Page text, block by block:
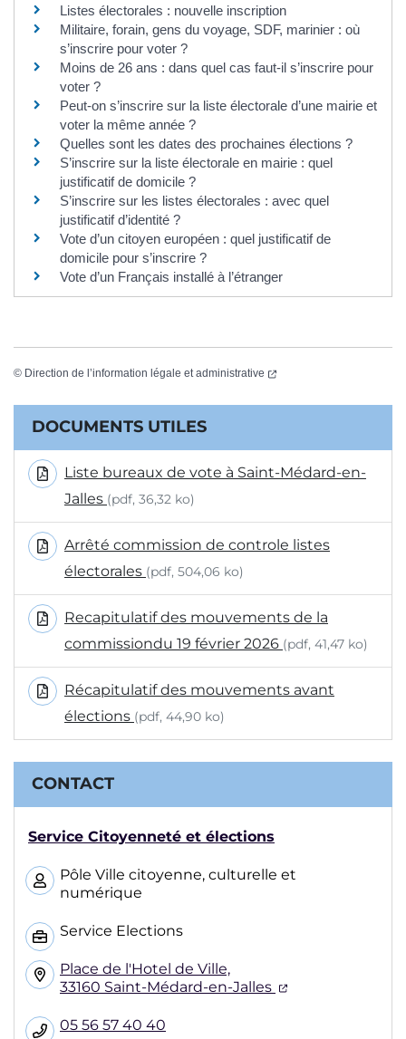
Listes électorales : nouvelle inscription
Militaire, forain, gens du voyage, SDF, marinier : où
s’inscrire pour voter ?
Moins de 26 ans : dans quel cas faut-il s’inscrire pour
voter ?
Peut-on s’inscrire sur la liste électorale d’une mairie et
voter la même année ?
Quelles sont les dates des prochaines élections ?
S’inscrire sur la liste électorale en mairie : quel
justificatif de domicile ?
S’inscrire sur les listes électorales : avec quel
justificatif d’identité ?
Vote d’un citoyen européen : quel justificatif de
domicile pour s’inscrire ?
Vote d’un Français installé à l’étranger
© Direction de l’information légale et administrative (ouverture dans un
Informations complémentaires
DOCUMENTS UTILES
Liste bureaux de vote à Saint-Médard-en-
Jalles (pdf, 36,32 ko)
Arrêté commission de controle listes
électorales (pdf, 504,06 ko)
Recapitulatif des mouvements de la
commissiondu 19 février 2026 (pdf, 41,47 ko)
Récapitulatif des mouvements avant
élections (pdf, 44,90 ko)
CONTACT
Service Citoyenneté et élections
Pôle Ville citoyenne, culturelle et
numérique
Service Elections
Place de l'Hotel de Ville,
33160 Saint-Médard-en-Jalles
(ouverture
05 56 57 40 40